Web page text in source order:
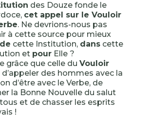
des Douze fonde le
cet appel sur le Vouloir
. Ne devrions-nous pas
à cette source pour mieux
de cette Institution, danscette
et pourElle ?
grâce que celle du Vouloir
d’appeler des hommes avec la
d’être avec le Verbe, de
la Bonne Nouvelle du salut
et de chasser les esprits
!